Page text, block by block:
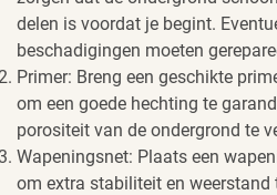
delen is voordat je begint.
beschadigingen moeten
Primer: Breng een geschikte
om een goede hechting te
porositeit van de ondergrond te
Wapeningsnet: Plaats een
om extra stabiliteit en weerstand